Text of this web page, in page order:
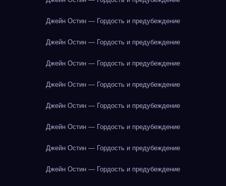
Джейн Остин — Гордость и предубеждение
Джейн Остин — Гордость и предубеждение
Джейн Остин — Гордость и предубеждение
Джейн Остин — Гордость и предубеждение
Джейн Остин — Гордость и предубеждение
Джейн Остин — Гордость и предубеждение
Джейн Остин — Гордость и предубеждение
Джейн Остин — Гордость и предубеждение